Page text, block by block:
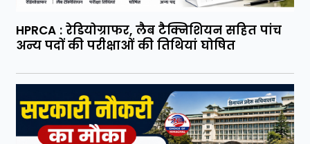
HPRCA : रेडियोग्राफर, लैब टैक्निशियन सहित पांच
अन्य पदों की परीक्षाओं की तिथियां घोषित